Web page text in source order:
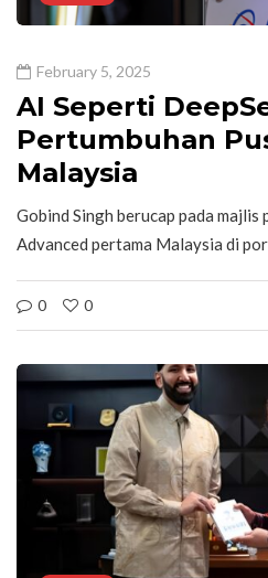
February 5, 2025
AI Seperti
Pertumbuhan
Malaysia
Gobind Singh berucap pada
Advanced pertama Malaysia di
0 0